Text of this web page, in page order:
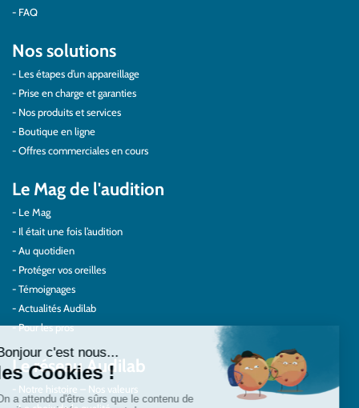
FAQ
Nos solutions
Les étapes d’un appareillage
Prise en charge et garanties
Nos produits et services
Boutique en ligne
Offres commerciales en cours
Le Mag de l'audition
Le Mag
Il était une fois l’audition
Au quotidien
Protéger vos oreilles
Témoignages
Actualités Audilab
Pour les pros
Le réseau Audilab
Notre histoire – Nos valeurs